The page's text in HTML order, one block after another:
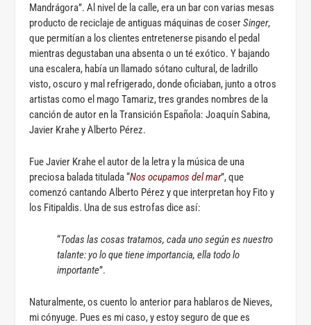
Mandrágora”. Al nivel de la calle, era un bar con varias mesas
producto de reciclaje de antiguas máquinas de coserSinger,
que permitían a los clientes entretenerse pisando el pedal
mientras degustaban una absenta o un té exótico. Y bajando
una escalera, había un llamado sótano cultural, de ladrillo
visto, oscuro y mal refrigerado, donde oficiaban, junto a otros
artistas como el mago Tamariz, tres grandes nombres de la
canción de autor en la Transición Española: Joaquín Sabina,
Javier Krahe y Alberto Pérez.
Fue Javier Krahe el autor de la letra y la música de una
preciosa balada titulada “Nos ocupamos del mar”, que
comenzó cantando Alberto Pérez y que interpretan hoy Fito y
los Fitipaldis. Una de sus estrofas dice así:
“Todas las cosas tratamos, cada uno según es nuestro
talante: yo lo que tiene importancia, ella todo lo
importante”.
Naturalmente, os cuento lo anterior para hablaros de Nieves,
mi cónyuge. Pues es mi caso, y estoy seguro de que es